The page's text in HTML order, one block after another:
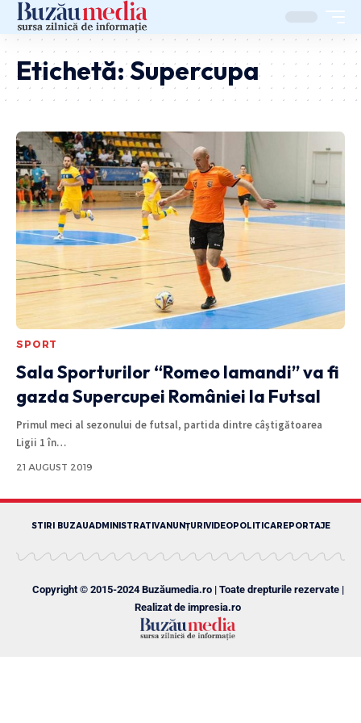
Etichetă:Supercupa
SPORT
Sala Sporturilor “Romeo Iamandi” va fi
gazda Supercupei României la Futsal
Primul meci al sezonului de futsal, partida dintre câștigătoarea
Ligii 1 în…
21 AUGUST 2019
STIRI BUZAUADMINISTRATIVANUNȚURIVIDEOPOLITICAREPORTAJE
Copyright © 2015-2024 Buzăumedia.ro | Toate drepturile rezervate |
Realizat de impresia.ro